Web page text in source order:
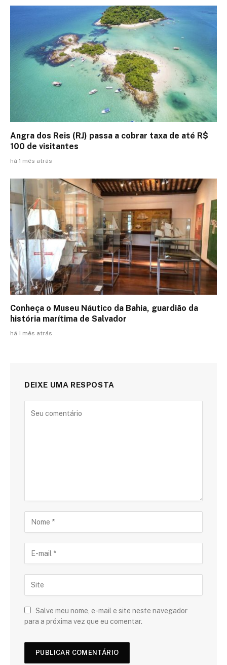
Angra dos Reis (RJ) passa a cobrar taxa de até R$
100 de visitantes
há 1 mês atrás
Conheça o Museu Náutico da Bahia, guardião da
história marítima de Salvador
há 1 mês atrás
DEIXE UMA RESPOSTA
Salve meu nome, e-mail e site neste navegador
para a próxima vez que eu comentar.